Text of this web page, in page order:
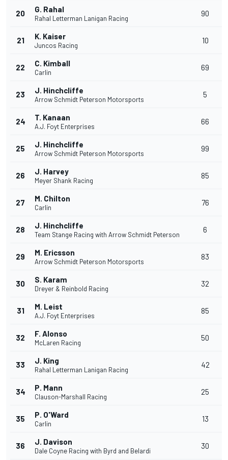
20 G. Rahal
Rahal Letterman Lanigan Racing
90
21 K. Kaiser
Juncos Racing
10
22 C. Kimball
Carlin
69
23 J. Hinchcliffe
Arrow Schmidt Peterson Motorsports
5
24 T. Kanaan
A.J. Foyt Enterprises
66
25 J. Hinchcliffe
Arrow Schmidt Peterson Motorsports
99
26 J. Harvey
Meyer Shank Racing
85
27 M. Chilton
Carlin
76
28 J. Hinchcliffe
Team Stange Racing with Arrow Schmidt Peterson
6
29 M. Ericsson
Arrow Schmidt Peterson Motorsports
83
30 S. Karam
Dreyer & Reinbold Racing
32
31 M. Leist
A.J. Foyt Enterprises
85
32 F. Alonso
McLaren Racing
50
33 J. King
Rahal Letterman Lanigan Racing
42
34 P. Mann
Clauson-Marshall Racing
25
35 P. O'Ward
Carlin
13
36 J. Davison
Dale Coyne Racing with Byrd and Belardi
30